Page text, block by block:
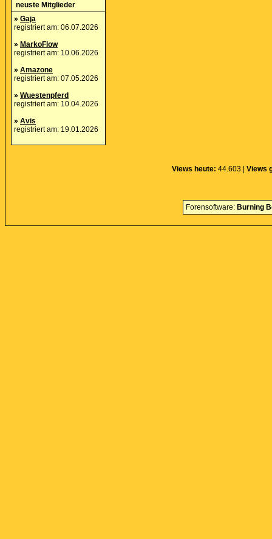
neuste Mitglieder
» Gaja
registriert am: 06.07.2026
» MarkoFlow
registriert am: 10.06.2026
» Amazone
registriert am: 07.05.2026
» Wuestenpferd
registriert am: 10.04.2026
» Avis
registriert am: 19.01.2026
Views heute: 44.603 | Views
Forensoftware: Burning